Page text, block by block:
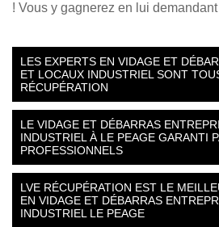
! Vous y gagnerez en lui
LES EXPERTS EN VIDAGE ET
ET LOCAUX INDUSTRIEL SONT
RÉCUPÉRATION
LE VIDAGE ET DÉBARRAS
INDUSTRIEL À LE PEAGE GARANTI
PROFESSIONNELS
LVE RÉCUPÉRATION EST LE
EN VIDAGE ET DÉBARRAS
INDUSTRIEL LE PEAGE